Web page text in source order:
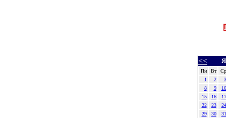
<<
Пн Вт
Ср
1
2
3
8
9
10
15
16
17
22
23
24
29
30 31